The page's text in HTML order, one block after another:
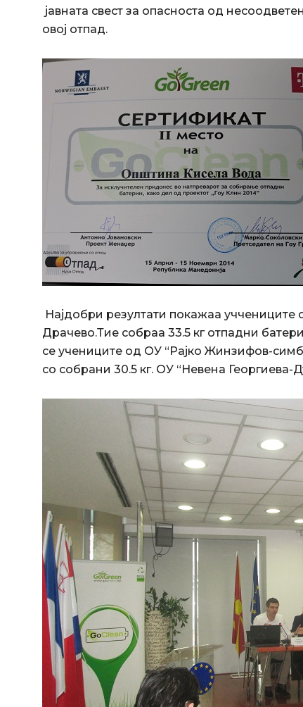
јавната свест за опасноста од
овој отпад.
Најдобри резултати покажаа
Драчево.Тие собраа 33.5 кг отпадни
се учениците од ОУ “Рајко Жинзифов-
со собрани 30.5 кг. ОУ “Невена Георгиева-